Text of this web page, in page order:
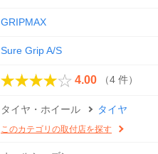
GRIPMAX
Sure Grip A/S
4.00 （4 件）
タイヤ・ホイール タイヤ
このカテゴリの取付店を探す